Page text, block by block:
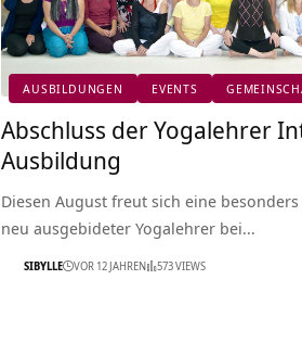
AUSBILDUNGEN EVENTS
Abschluss der Yogalehrer
Ausbildung
Diesen August freut sich eine
neu ausgebideter Yogalehrer bei…
SIBYLLE VOR 12 JAHREN 573 VIEWS